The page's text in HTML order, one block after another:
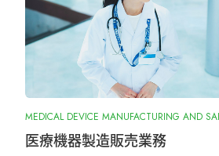
2026.1.7
『SurgiGear1.0システム』の
知らせ
2025.10.28
『ORIONフィンガージョイン
得しました
MEDICAL DEVICE MANUFACTURING AND
医療機器製造販売業務